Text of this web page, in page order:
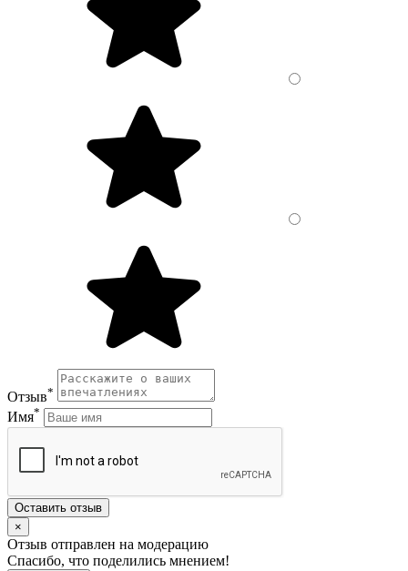
Отзыв*
Имя*
Оставить отзыв
×
Отзыв отправлен на модерацию
Спасибо, что поделились мнением!